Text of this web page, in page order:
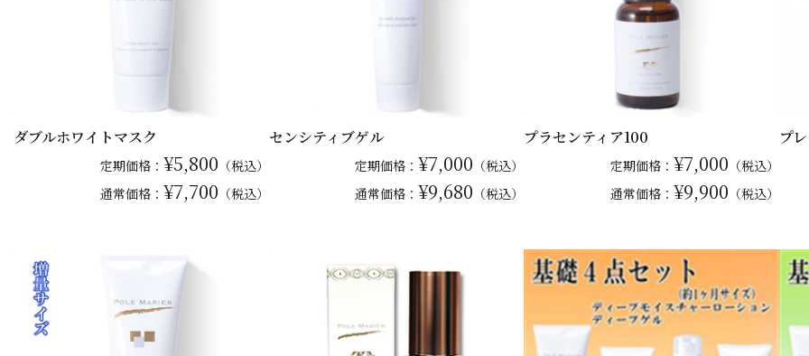
ダブルホワイトマスク
定期価格： ¥5,800 （税込）
通常価格： ¥7,700 （税込）
センシティブゲル
定期価格： ¥7,000 （税込）
通常価格： ¥9,680 （税込）
プラセンティア100
定期価格： ¥7,000 （税込）
通常価格： ¥9,900 （税込）
プ